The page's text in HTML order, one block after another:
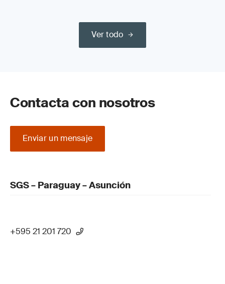
Ver todo
Contacta con nosotros
Enviar un mensaje
SGS – Paraguay – Asunción
+595 21 201 720